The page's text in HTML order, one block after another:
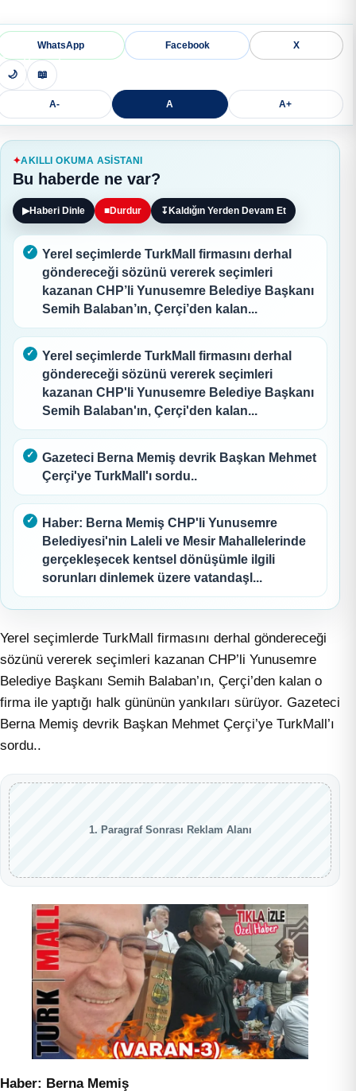
WhatsApp Facebook X
🌙 📖
A- A A+
AKILLI OKUMA ASISTANI
Bu haberde ne var?
▶Haberi Dinle ■Durdur ↧Kaldığın Yerden Devam Et
Yerel seçimlerde TurkMall firmasını derhal
göndereceği sözünü vererek seçimleri
kazanan CHP’li Yunusemre Belediye Başkanı
Semih Balaban’ın, Çerçi’den kalan...
Yerel seçimlerde TurkMall firmasını derhal
göndereceği sözünü vererek seçimleri
kazanan CHP'li Yunusemre Belediye Başkanı
Semih Balaban'ın, Çerçi'den kalan...
Gazeteci Berna Memiş devrik Başkan Mehmet
Çerçi'ye TurkMall'ı sordu..
Haber: Berna Memiş CHP'li Yunusemre
Belediyesi'nin Laleli ve Mesir Mahallelerinde
gerçekleşecek kentsel dönüşümle ilgili
sorunları dinlemek üzere vatandaşl...
Yerel seçimlerde TurkMall firmasını derhal göndereceği
sözünü vererek seçimleri kazanan CHP’li Yunusemre
Belediye Başkanı Semih Balaban’ın, Çerçi’den kalan o
firma ile yaptığı halk gününün yankıları sürüyor. Gazeteci
Berna Memiş devrik Başkan Mehmet Çerçi’ye TurkMall’ı
sordu..
1. Paragraf Sonrası Reklam Alanı
Haber: Berna Memiş